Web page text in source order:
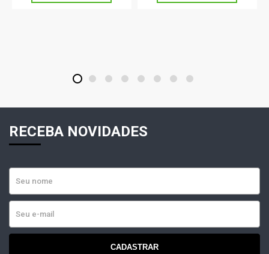
1 2 3 4 5 6 7 8
RECEBA NOVIDADES
CADASTRAR